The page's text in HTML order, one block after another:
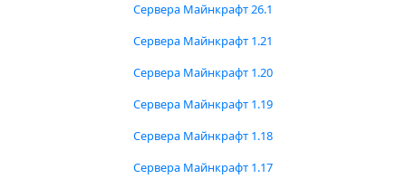
Сервера Майнкрафт 26.1
Сервера Майнкрафт 1.21
Сервера Майнкрафт 1.20
Сервера Майнкрафт 1.19
Сервера Майнкрафт 1.18
Сервера Майнкрафт 1.17